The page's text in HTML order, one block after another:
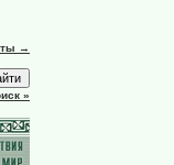
→
»